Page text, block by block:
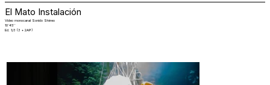
El Mato Instalación
Video monocanal Sonido Stéreo
10´45´´
Ed. 1/3 (3 + 2AP)